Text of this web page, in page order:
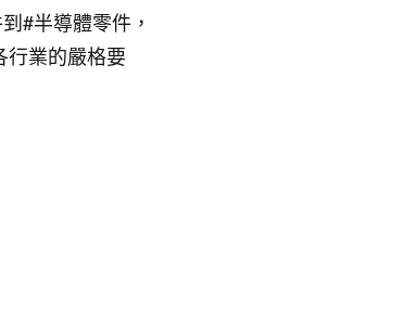
#半導體零件，
行業的嚴格要